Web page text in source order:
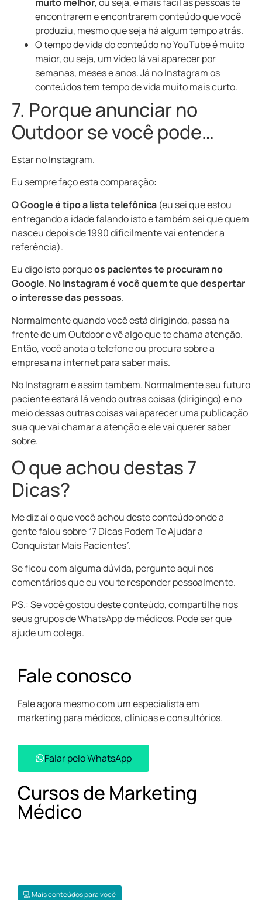
encontrarem e encontrarem conteúdo que você
produziu, mesmo que seja há algum tempo atrás.
O tempo de vida do conteúdo no YouTube é muito
maior, ou seja, um vídeo lá vai aparecer por
semanas, meses e anos. Já no Instagram os
conteúdos tem tempo de vida muito mais curto.
7. Porque anunciar no
Outdoor se você pode…
Estar no Instagram.
Eu sempre faço esta comparação:
O Google é tipo a lista telefônica (eu sei que estou
entregando a idade falando isto e também sei que quem
nasceu depois de 1990 dificilmente vai entender a
referência).
Eu digo isto porqueos pacientes te procuramno
Google. No Instagram é você quem te que despertar
o interesse das pessoas.
Normalmente quando você está dirigindo, passa na
frente de um Outdoor e vê algo que te chama atenção.
Então, você anota o telefone ou procura sobre a
empresa na internet para saber mais.
No Instagram é assim também. Normalmente seu futuro
paciente estará lá vendo outras coisas (dirigingo) e no
meio dessas outras coisas vai aparecer uma publicação
sua que vai chamar a atenção e ele vai querer saber
sobre.
O que achou destas 7
Dicas?
Me diz aí o que você achou deste conteúdo onde a
gente falou sobre “7 Dicas Podem Te Ajudar a
Conquistar Mais Pacientes”.
Se ficou com alguma dúvida, pergunte aqui nos
comentários que eu vou te responder pessoalmente.
PS.: Se você gostou deste conteúdo, compartilhe nos
seus grupos de WhatsApp de médicos. Pode ser que
ajude um colega.
Fale conosco
Fale agora mesmo com um especialista em
marketing para médicos, clínicas e consultórios.
Falar pelo WhatsApp​
Cursos de Marketing
Médico
💻 Mais conteúdos para você